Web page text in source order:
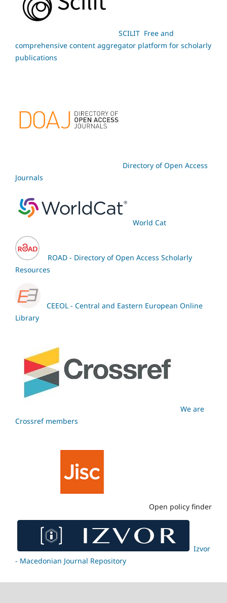
SCILIT Free and
comprehensive content aggregator platform for scholarly
publications
Directory of Open Access
Journals
World Cat
ROAD - Directory of Open Access Scholarly
Resources
CEEOL - Central and Eastern European Online
Library
We are
Crossref members
Open policy finder
Izvor
- Macedonian Journal Repository